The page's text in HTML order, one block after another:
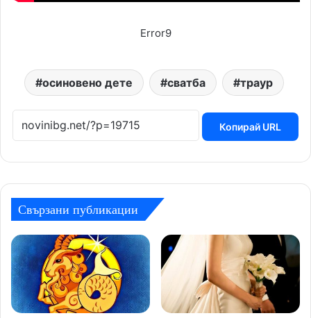
Error9
осиновено дете сватба траур
Копирай URL
Свързани публикации